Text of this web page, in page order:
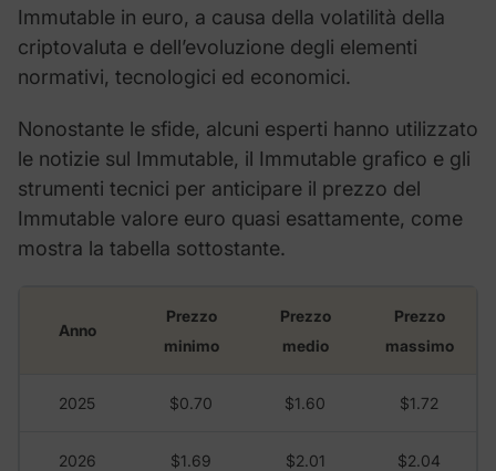
Immutable in euro, a causa della volatilità della
criptovaluta e dell’evoluzione degli elementi
normativi, tecnologici ed economici.
Nonostante le sfide, alcuni esperti hanno utilizzato
le notizie sul Immutable, il Immutable grafico e gli
strumenti tecnici per anticipare il prezzo del
Immutable valore euro quasi esattamente, come
mostra la tabella sottostante.
Anno
Prezzo
minimo
Prezzo
medio
Prezzo
massimo
2025 $0.70 $1.60 $1.72
2026 $1.69 $2.01 $2.04